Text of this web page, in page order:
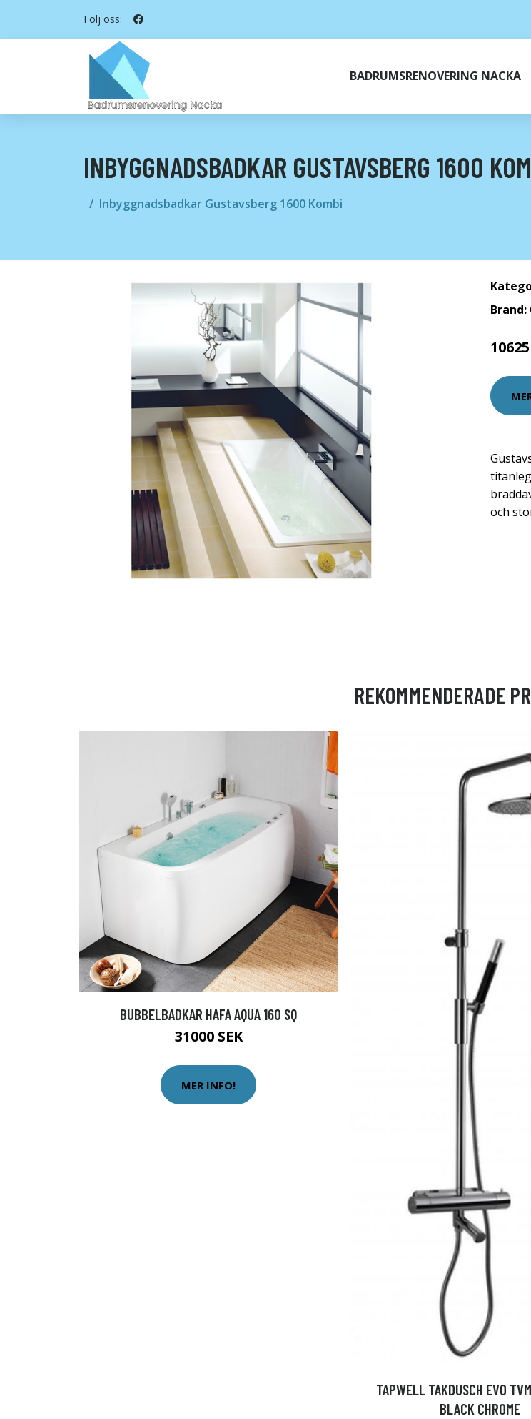
Följ oss:
BADRUMSRENOVERING NACKA
INBYGGNADSBADKAR GUSTAVSBERG 1600
Inbyggnadsbadkar Gustavsberg 1600 Kombi
Brand:
och
REKOMMENDERADE
BUBBELBADKAR HAFA AQUA 160 SQ
31000 SEK
MER INFO!
TAPWELL TAKDUSCH EVO
BLACK CHROME